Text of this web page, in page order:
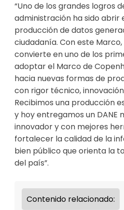
“Uno de los grandes logros
administración ha sido abrir
producción de datos
ciudadanía. Con este
convierte en uno de los
adoptar el Marco de
hacia nuevas formas de
con rigor técnico,
Recibimos una producción
y hoy entregamos un DANE
innovador y con mejores
fortalecer la calidad de la
bien público que orienta la
del país”.
Contenido relacionado: